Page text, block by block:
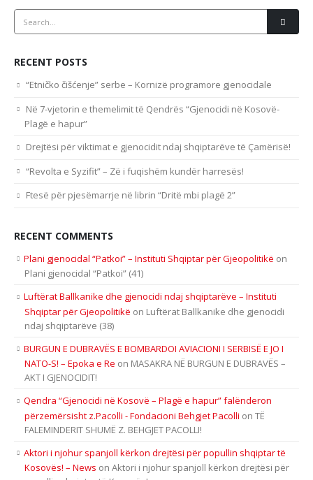
RECENT POSTS
“Etničko čišćenje” serbe – Kornizë programore gjenocidale
Në 7-vjetorin e themelimit të Qendrës “Gjenocidi në Kosovë-
Plagë e hapur”
Drejtësi për viktimat e gjenocidit ndaj shqiptarëve të Çamërisë!
“Revolta e Syzifit” – Zë i fuqishëm kundër harresës!
Ftesë për pjesëmarrje në librin “Dritë mbi plagë 2”
RECENT COMMENTS
Plani gjenocidal “Patkoi” – Instituti Shqiptar për Gjeopolitikë on
Plani gjenocidal “Patkoi” (41)
Luftërat Ballkanike dhe gjenocidi ndaj shqiptarëve – Instituti
Shqiptar për Gjeopolitikë on Luftërat Ballkanike dhe gjenocidi
ndaj shqiptarëve (38)
BURGUN E DUBRAVËS E BOMBARDOI AVIACIONI I SERBISË E JO I
NATO-S! – Epoka e Re on MASAKRA NË BURGUN E DUBRAVËS –
AKT I GJENOCIDIT!
Qendra “Gjenocidi në Kosovë – Plagë e hapur” falënderon
përzemërsisht z.Pacolli - Fondacioni Behgjet Pacolli on TË
FALEMINDERIT SHUMË Z. BEHGJET PACOLLI!
Aktori i njohur spanjoll kërkon drejtësi për popullin shqiptar të
Kosovës! – News on Aktori i njohur spanjoll kërkon drejtësi për